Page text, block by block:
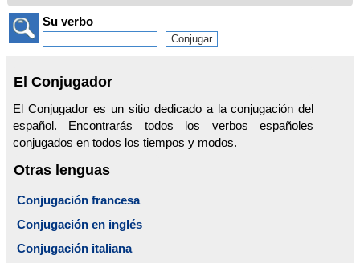
Su verbo
El Conjugador
El Conjugador es un sitio dedicado a la conjugación del
español. Encontrarás todos los verbos españoles
conjugados en todos los tiempos y modos.
Otras lenguas
Conjugación francesa
Conjugación en inglés
Conjugación italiana